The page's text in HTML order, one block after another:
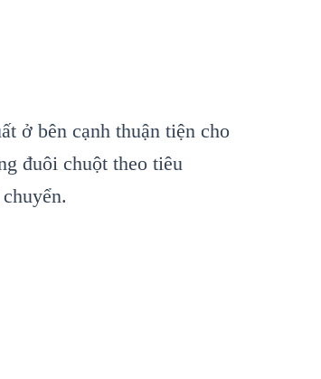
ở bên cạnh thuận tiện cho
đuôi chuột theo tiêu